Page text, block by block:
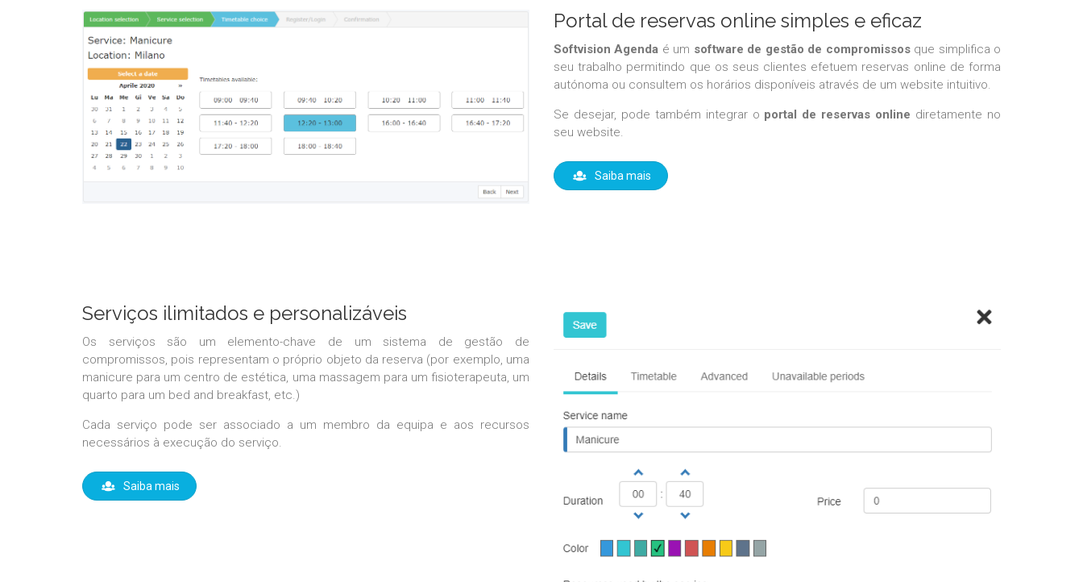
Portal de reservas online simples e eficaz
Softvision Agenda é um software de gestão de compromissosque simplifica o
seu trabalho permitindo que os seus clientes efetuem reservas online de forma
autónoma ou consultem os horários disponíveis através de um website intuitivo.
Se desejar, pode também integrar o portal de reservas online diretamente no
seu website.
Saiba mais
Serviços ilimitados e personalizáveis
Os serviços são um elemento-chave de um sistema de gestão de
compromissos, pois representam o próprio objeto da reserva (por exemplo, uma
manicure para um centro de estética, uma massagem para um fisioterapeuta, um
quarto para um bed and breakfast, etc.)
Cada serviço pode ser associado a um membro da equipa e aos recursos
necessários à execução do serviço.
Saiba mais